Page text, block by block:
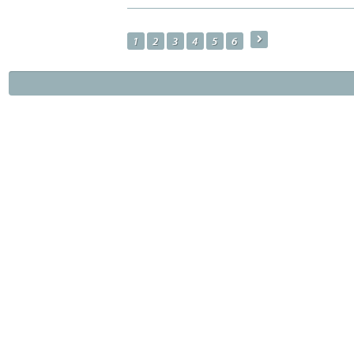
1 2 3 4 5 6 a